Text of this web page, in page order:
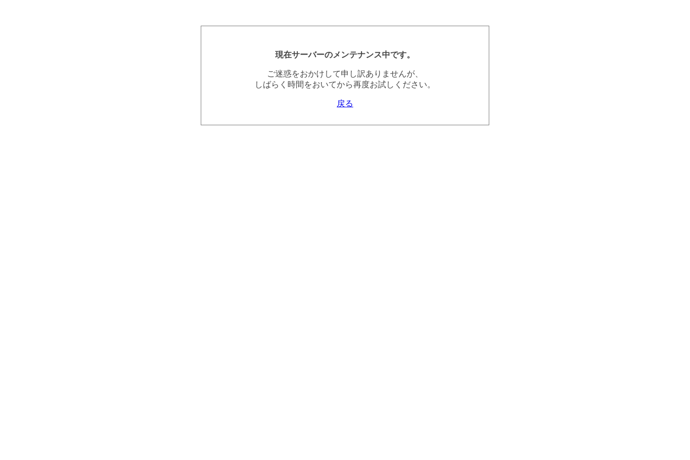
現在サーバーのメンテナンス中です。
ご迷惑をおかけして申し訳ありませんが、
しばらく時間をおいてから再度お試しください。
戻る